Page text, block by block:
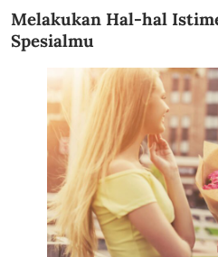
Melakukan Hal-hal
Spesialmu